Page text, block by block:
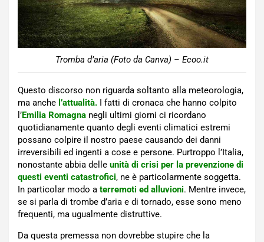
Tromba d’aria (Foto da Canva) – Ecoo.it
Questo discorso non riguarda soltanto alla meteorologia,
ma anche l’attualità. I fatti di cronaca che hanno colpito
l’Emilia Romagna negli ultimi giorni ci ricordano
quotidianamente quanto degli eventi climatici estremi
possano colpire il nostro paese causando dei danni
irreversibili ed ingenti a cose e persone. Purtroppo l’Italia,
nonostante abbia delle unità di crisi per la prevenzione di
questi eventi catastrofici, ne è particolarmente soggetta.
In particolar modo a terremoti ed alluvioni. Mentre invece,
se si parla di trombe d’aria e di tornado, esse sono meno
frequenti, ma ugualmente distruttive.
Da questa premessa non dovrebbe stupire che la